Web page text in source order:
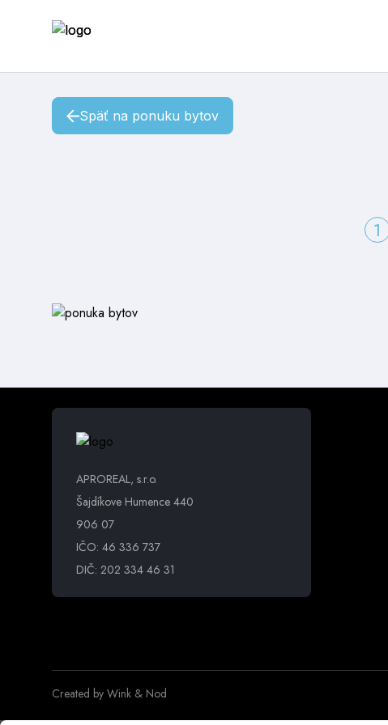
Späť na ponuku bytov
1
APROREAL, s.r.o.
Šajdíkove Humence 440
906 07
IČO: 46 336 737
DIČ: 202 334 46 31
Created by Wink & Nod